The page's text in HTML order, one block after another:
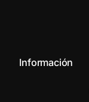
Información